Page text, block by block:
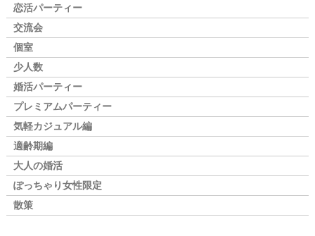
恋活パーティー
交流会
個室
少人数
婚活パーティー
プレミアムパーティー
気軽カジュアル編
適齢期編
大人の婚活
ぽっちゃり女性限定
散策